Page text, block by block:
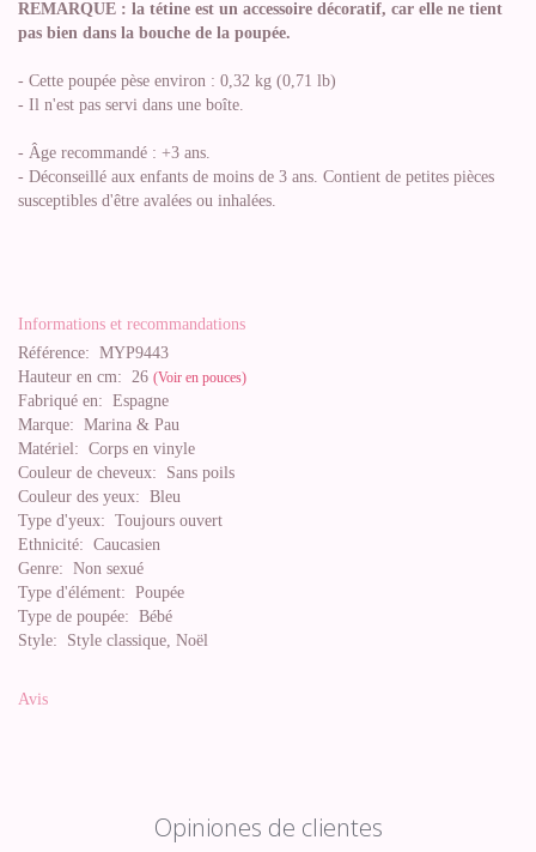
REMARQUE : la tétine est un accessoire décoratif, car elle ne tient
pas bien dans la bouche de la poupée.
- Cette poupée pèse environ : 0,32 kg (0,71 lb)
- Il n'est pas servi dans une boîte.
- Âge recommandé : +3 ans.
- Déconseillé aux enfants de moins de 3 ans. Contient de petites pièces
susceptibles d'être avalées ou inhalées.
Informations et recommandations
Référence: MYP9443
Hauteur en cm: 26 (Voir en pouces)
Fabriqué en: Espagne
Marque: Marina & Pau
Matériel: Corps en vinyle
Couleur de cheveux: Sans poils
Couleur des yeux: Bleu
Type d'yeux: Toujours ouvert
Ethnicité: Caucasien
Genre: Non sexué
Type d'élément: Poupée
Type de poupée: Bébé
Style: Style classique, Noël
Avis
Opiniones de clientes